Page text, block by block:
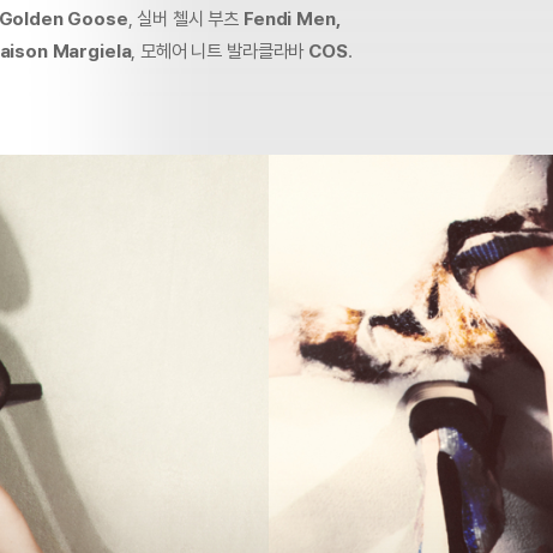
Goose, 실버 첼시 부츠 Fendi Men,
Margiela, 모헤어 니트 발라클라바 COS.